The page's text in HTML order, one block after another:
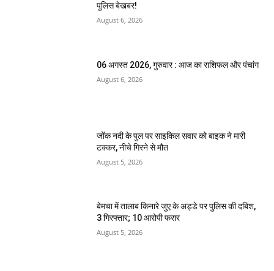
पुलिस बेखबर!
August 6, 2026
06 अगस्त 2026, गुरुवार : आज का राशिफल और पंचांग
August 6, 2026
जोंक नदी के पुल पर साइकिल सवार को बाइक ने मारी
टक्कर, नीचे गिरने से मौत
August 5, 2026
बेमचा में तालाब किनारे जुए के अड्डे पर पुलिस की दबिश,
3 गिरफ्तार; 10 आरोपी फरार
August 5, 2026